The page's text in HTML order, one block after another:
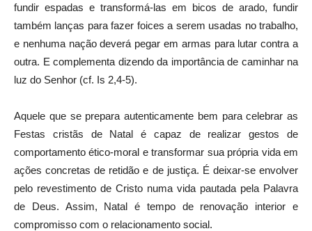
fundir espadas e transformá-las em bicos de arado, fundir
também lanças para fazer foices a serem usadas no trabalho,
e nenhuma nação deverá pegar em armas para lutar contra a
outra. E complementa dizendo da importância de caminhar na
luz do Senhor (cf. Is 2,4-5).
Aquele que se prepara autenticamente bem para celebrar as
Festas cristãs de Natal é capaz de realizar gestos de
comportamento ético-moral e transformar sua própria vida em
ações concretas de retidão e de justiça. É deixar-se envolver
pelo revestimento de Cristo numa vida pautada pela Palavra
de Deus. Assim, Natal é tempo de renovação interior e
compromisso com o relacionamento social.